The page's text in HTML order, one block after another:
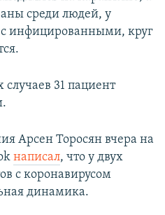
среди людей, у
инфицированными, круг
31 пациент
Арсен Торосян вчера на
написал, что у двух
с коронавирусом
динамика.